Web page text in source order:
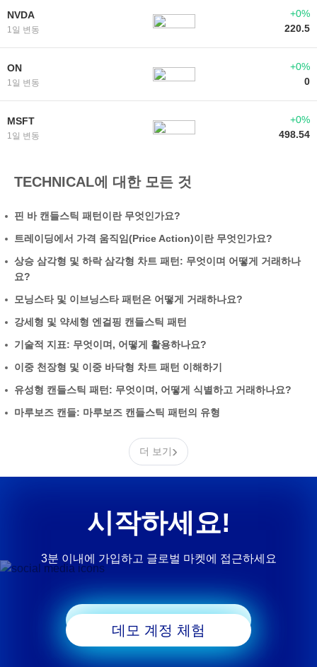
NVDA
1일 변동
+0%
220.5
ON
1일 변동
+0%
0
MSFT
1일 변동
+0%
498.54
TECHNICAL에 대한 모든 것
핀 바 캔들스틱 패턴이란 무엇인가요?
트레이딩에서 가격 움직임(Price Action)이란 무엇인가요?
상승 삼각형 및 하락 삼각형 차트 패턴: 무엇이며 어떻게 거래하나
요?
모닝스타 및 이브닝스타 패턴은 어떻게 거래하나요?
강세형 및 약세형 엔걸핑 캔들스틱 패턴
기술적 지표: 무엇이며, 어떻게 활용하나요?
이중 천장형 및 이중 바닥형 차트 패턴 이해하기
유성형 캔들스틱 패턴: 무엇이며, 어떻게 식별하고 거래하나요?
마루보즈 캔들: 마루보즈 캔들스틱 패턴의 유형
더 보기›
시작하세요!
3분 이내에 가입하고 글로벌 마켓에 접근하세요
데모 계정 체험